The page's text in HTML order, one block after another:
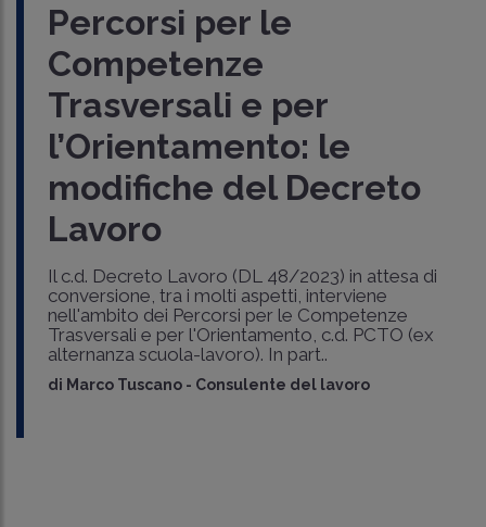
Percorsi per le
Competenze
Trasversali e per
l’Orientamento: le
modifiche del Decreto
Lavoro
Il c.d. Decreto Lavoro (DL 48/2023) in attesa di
conversione, tra i molti aspetti, interviene
nell'ambito dei Percorsi per le Competenze
Trasversali e per l'Orientamento, c.d. PCTO (ex
alternanza scuola-lavoro). In part..
di Marco Tuscano - Consulente del lavoro